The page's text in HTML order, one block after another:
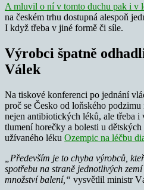
A mluvil o ní v tomto duchu pak i v
na českém trhu dostupná alespoň
I když třeba v jiné formě či síle.
Výrobci špatně
Válek
Na tiskové konferenci po jednání
proč se Česko od loňského
nejen antibiotických léků, ale třeba i
tlumení horečky a bolesti u
užívaného léku Ozempic na léčbu
„Především je to chyba výrobců,
spotřebu na straně jednotlivých
množství balení,“ vysvětlil ministr